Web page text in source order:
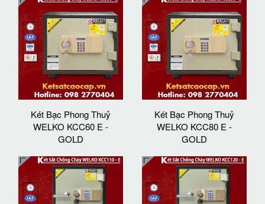
Két Bạc Phong Thuỷ
WELKO KCC60 E -
GOLD
Két Bạc Phong Thuỷ
WELKO KCC80 E -
GOLD